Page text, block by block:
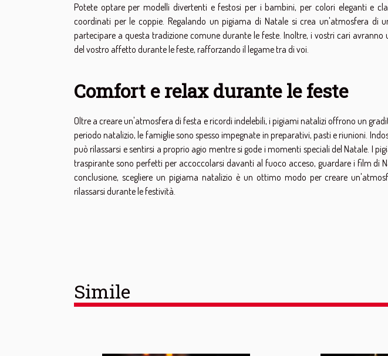
Potete optare per modelli divertenti e festosi per i bambini, per colori eleganti e
coordinati per le coppie. Regalando un pigiama di Natale si crea un'atmosfera di
partecipare a questa tradizione comune durante le feste. Inoltre, i vostri cari
del vostro affetto durante le feste, rafforzando il legame tra di voi.
Comfort e relax durante le feste
Oltre a creare un'atmosfera di festa e ricordi indelebili, i pigiami natalizi offrono un
periodo natalizio, le famiglie sono spesso impegnate in preparativi, pasti e riunioni.
può rilassarsi e sentirsi a proprio agio mentre si gode i momenti speciali del Natale. I
traspirante sono perfetti per accoccolarsi davanti al fuoco acceso, guardare i film di
conclusione, scegliere un pigiama natalizio è un ottimo modo per creare
rilassarsi durante le festività.
Simile